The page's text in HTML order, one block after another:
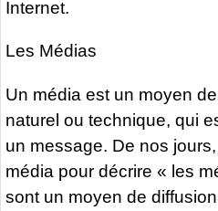
Internet.
Les Médias
Un média est un moyen
naturel ou technique, qui
un message. De nos
média pour décrire « les
sont un moyen de